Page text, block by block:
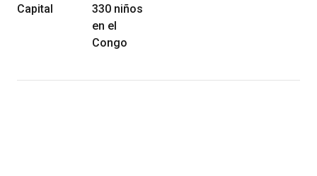
Capital
330 niños
en el
Congo